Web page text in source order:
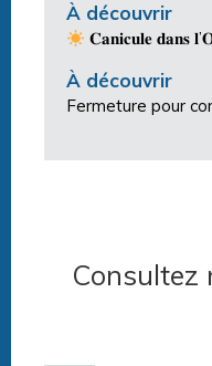
À découvrir
𝐂𝐚𝐧𝐢𝐜𝐮𝐥𝐞 𝐝𝐚𝐧𝐬
À découvrir
Fermeture pour
Consultez